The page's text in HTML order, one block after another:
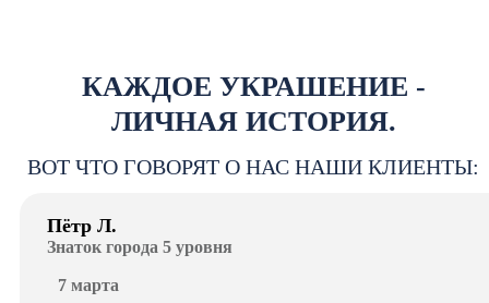
КАЖДОЕ УКРАШЕНИЕ -
ЛИЧНАЯ ИСТОРИЯ.
ВОТ ЧТО ГОВОРЯТ О НАС НАШИ КЛИЕНТЫ:
Пётр Л.
Знаток города 5 уровня
7 марта